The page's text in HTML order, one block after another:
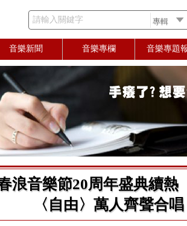
請輸入關鍵字
音樂新聞 音樂專欄 音樂專題
浪音樂節20周年盛典續
〈自由〉萬人齊聲合唱